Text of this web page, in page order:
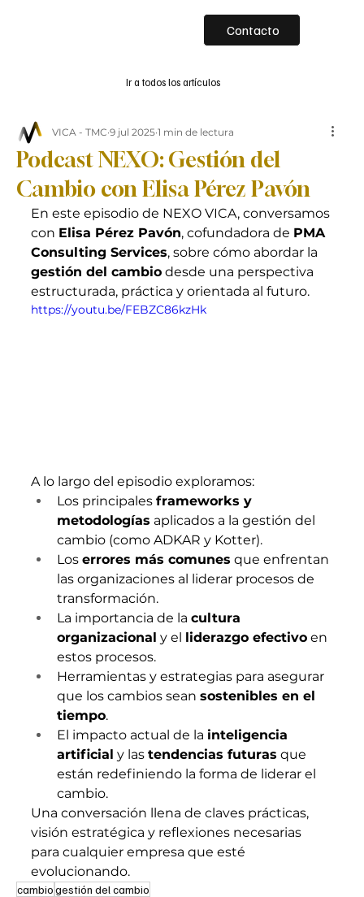
Contacto
Ir a todos los artículos
Podcast NEXO: Gestión del
Cambio con Elisa Pérez Pavón
VICA - TMC 9 jul 2025 1 min de lectura
En este episodio de NEXO VICA, conversamos
con Elisa Pérez Pavón, cofundadora de PMA
Consulting Services, sobre cómo abordar la
gestión del cambio desde una perspectiva
estructurada, práctica y orientada al futuro.
https://youtu.be/FEBZC86kzHk
A lo largo del episodio exploramos:
Los principales frameworks y
metodologías aplicados a la gestión del
cambio (como ADKAR y Kotter).
Los errores más comunes que enfrentan
las organizaciones al liderar procesos de
transformación.
La importancia de la cultura
organizacional y el liderazgo efectivo en
estos procesos.
Herramientas y estrategias para asegurar
que los cambios sean sostenibles en el
tiempo.
El impacto actual de la inteligencia
artificial y las tendencias futuras que
están redefiniendo la forma de liderar el
cambio.
Una conversación llena de claves prácticas,
visión estratégica y reflexiones necesarias
para cualquier empresa que esté
evolucionando.
cambiogestión del cambio